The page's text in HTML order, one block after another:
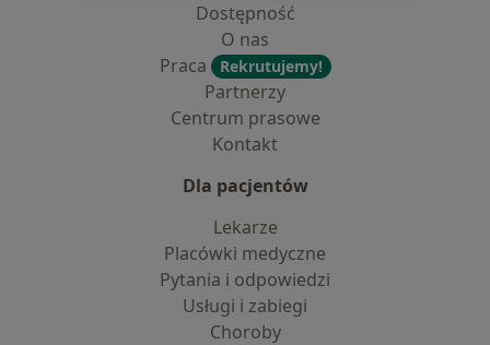
Dostępność
O nas
Praca
Rekrutujemy!
Partnerzy
Centrum prasowe
Kontakt
Dla pacjentów
Lekarze
Placówki medyczne
Pytania i odpowiedzi
Usługi i zabiegi
Choroby